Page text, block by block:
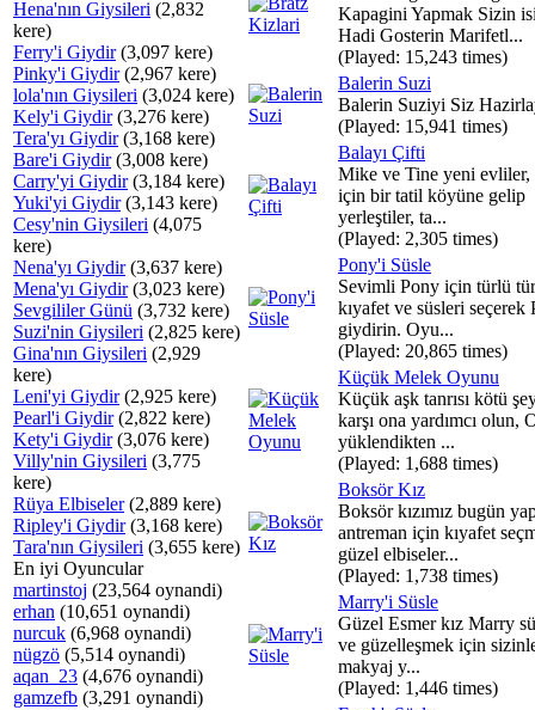
Hena'nın Giysileri (2,832
kere)
Ferry'i Giydir(3,097 kere)
Pinky'i Giydir(2,967 kere)
lola'nın Giysileri (3,024 kere)
Kely'i Giydir(3,276 kere)
Tera'yı Giydir(3,168 kere)
Bare'i Giydir(3,008 kere)
Carry'yi Giydir(3,184 kere)
Yuki'yi Giydir(3,143 kere)
Cesy'nin Giysileri (4,075
kere)
Nena'yı Giydir(3,637 kere)
Mena'yı Giydir(3,023 kere)
Sevgililer Günü (3,732 kere)
Suzi'nin Giysileri (2,825 kere)
Gina'nın Giysileri (2,929
kere)
Leni'yi Giydir(2,925 kere)
Pearl'i Giydir(2,822 kere)
Kety'i Giydir(3,076 kere)
Villy'nin Giysileri (3,775
kere)
Rüya Elbiseler(2,889 kere)
Ripley'i Giydir(3,168 kere)
Tara'nın Giysileri (3,655 kere)
En iyi Oyuncular
martinstoj (23,564 oynandi)
erhan (10,651 oynandi)
nurcuk (6,968 oynandi)
nügzö (5,514 oynandi)
aqan_23 (4,676 oynandi)
gamzefb (3,291 oynandi)
Kapagini Yapmak Sizin
Hadi Gosterin Marifetl...
(Played: 15,243 times)
Balerin Suzi
Balerin Suziyi Siz
(Played: 15,941 times)
Balayı Çifti
Mike ve Tine yeni evliler,
için bir tatil köyüne gelip
yerleştiler, ta...
(Played: 2,305 times)
Pony'i Süsle
Sevimli Pony için türlü
kıyafet ve süsleri seçerek
giydirin. Oyu...
(Played: 20,865 times)
Küçük Melek Oyunu
Küçük aşk tanrısı kötü
karşı ona yardımcı olun,
yüklendikten ...
(Played: 1,688 times)
Boksör Kız
Boksör kızımız bugün
antreman için kıyafet
güzel elbiseler...
(Played: 1,738 times)
Marry'i Süsle
Güzel Esmer kız Marry
ve güzelleşmek için
makyaj y...
(Played: 1,446 times)